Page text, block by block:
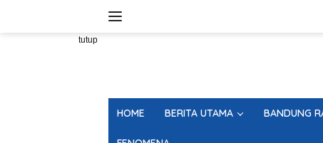
tutup
HOME BERITA UTAMA BANDUNG